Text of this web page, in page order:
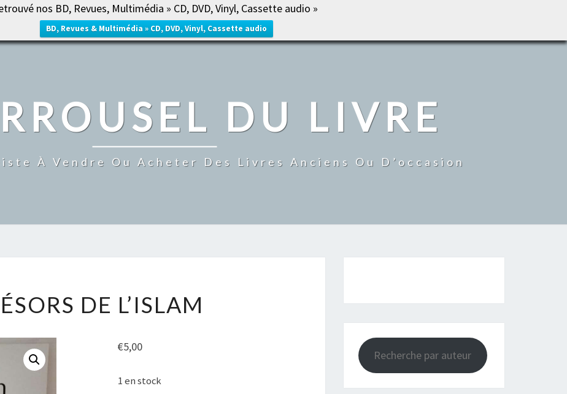
nos BD, Revues, Multimédia » CD, DVD, Vinyl, Cassette audio »
BD, Revues & Multimédia » CD, DVD, Vinyl, Cassette audio
ACCUEIL
DU LIVRE
À Vendre Ou Acheter Des Livres Anciens Ou D’occasion
TRÉSORS
DE L’ISLAM
€5,00
1 en stock
Recherche par auteur